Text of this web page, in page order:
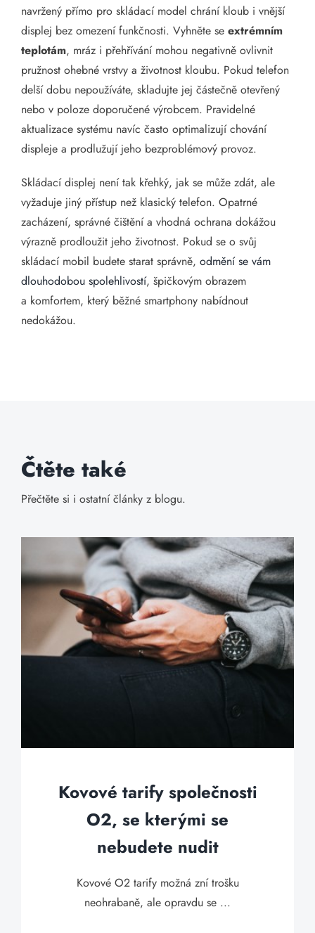
navržený přímo pro skládací model chrání kloub i vnější
displej bez omezení funkčnosti. Vyhněte se extrémním
teplotám, mráz i přehřívání mohou negativně ovlivnit
pružnost ohebné vrstvy a životnost kloubu. Pokud telefon
delší dobu nepoužíváte, skladujte jej částečně otevřený
nebo v poloze doporučené výrobcem. Pravidelné
aktualizace systému navíc často optimalizují chování
displeje a prodlužují jeho bezproblémový provoz.
Skládací displej není tak křehký, jak se může zdát, ale
vyžaduje jiný přístup než klasický telefon. Opatrné
zacházení, správné čištění a vhodná ochrana dokážou
výrazně prodloužit jeho životnost. Pokud se o svůj
skládací mobil budete starat správně, odmění se vám
dlouhodobou spolehlivostí, špičkovým obrazem
a komfortem, který běžné smartphony nabídnout
nedokážou.
Čtěte také
Přečtěte si i ostatní články z blogu.
Kovové tarify společnosti
O2, se kterými se
nebudete nudit
Kovové O2 tarify možná zní trošku
neohrabaně, ale opravdu se ...